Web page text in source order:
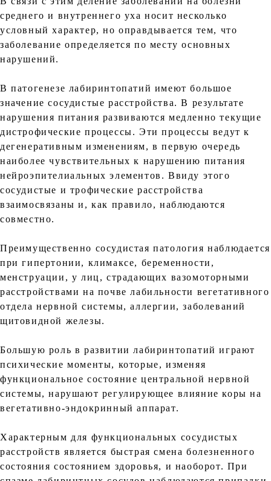
среднего и внутреннего уха носит несколько
условный характер, но оправдывается тем, что
заболевание определяется по месту основных
нарушений.
В патогенезе лабиринтопатий имеют большое
значение сосудистые расстройства. В результате
нарушения питания развиваются медленно текущие
дистрофические процессы. Эти процессы ведут к
дегенеративным изменениям, в первую очередь
наиболее чувствительных к нарушению питания
нейроэпителиальных элементов. Ввиду этого
сосудистые и трофические расстройства
взаимосвязаны и, как правило, наблюдаются
совместно.
Преимущественно сосудистая патология наблюдается
при гипертонии, климаксе, беременности,
менструации, у лиц, страдающих вазомоторными
расстройствами на почве лабильности вегетативного
отдела нервной системы, аллергии, заболеваний
щитовидной железы.
Большую роль в развитии лабиринтопатий играют
психические моменты, которые, изменяя
функциональное состояние центральной нервной
системы, нарушают регулирующее влияние коры на
вегетативно-эндокринный аппарат.
Характерным для функциональных сосудистых
расстройств является быстрая смена болезненного
состояния состоянием здоровья, и наоборот. При